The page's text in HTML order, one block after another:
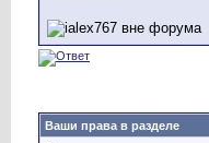
Ваши права в разделе